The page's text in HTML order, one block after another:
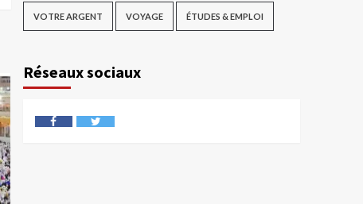
VOTRE ARGENT VOYAGE ÉTUDES & EMPLOI
Réseaux sociaux